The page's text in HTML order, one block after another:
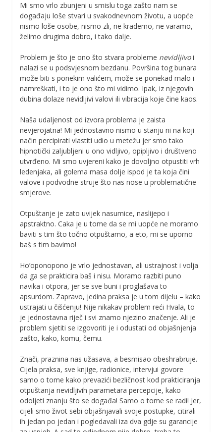
Mi smo vrlo zbunjeni u smislu toga zašto nam se
događaju loše stvari u svakodnevnom životu, a uopće
nismo loše osobe, nismo zli, ne krademo, ne varamo,
želimo drugima dobro, i tako dalje.
Problem je što je ono što stvara probleme nevidljivoi
nalazi se u podsvjesnom bezdanu. Površina tog bunara
može biti s ponekim valićem, može se ponekad malo i
namreškati, i to je ono što mi vidimo. Ipak, iz njegovih
dubina dolaze nevidljivi valovi ili vibracija koje čine kaos.
Naša udaljenost od izvora problema je zaista
nevjerojatna! Mi jednostavno nismo u stanju ni na koji
način percipirati vlastiti udio u metežu jer smo tako
hipnotički zaljubljeni u ono vidljivo, opipljivo i društveno
utvrđeno. Mi smo uvjereni kako je dovoljno otpustiti vrh
ledenjaka, ali golema masa dolje ispod je ta koja čini
valove i podvodne struje što nas nose u problematične
smjerove.
Otpuštanje je zato uvijek nasumice, naslijepo i
apstraktno. Caka je u tome da se mi uopće ne moramo
baviti s tim što točno otpuštamo, a eto, mi se uporno
baš s tim bavimo!
Ho’oponopono je vrlo jednostavan, ali ustrajnost i volja
da ga se prakticira baš i nisu. Moramo razbiti puno
navika i otpora, jer se sve buni i proglašava to
apsurdom. Zapravo, jedina praksa je u tom dijelu – kako
ustrajati u čišćenju! Nije nikakav problem reći Hvala, to
je jednostavna riječ i svi znamo njezino značenje. Ali je
problem sjetiti se izgovoriti je i odustati od objašnjenja
zašto, kako, komu, čemu.
Znači, praznina nas užasava, a besmisao obeshrabruje.
Cijela praksa, sve knjige, radionice, intervjui govore
samo o tome kako prevazići bezličnost kod prakticiranja
otpuštanja nevidljivih parametara percepcije, kako
odoljeti znanju što se događa! Samo o tome se radi! Jer,
cijeli smo život sebi objašnjavali svoje postupke, citirali
ih jedan po jedan i pogledavali iza dva gdje su garancije